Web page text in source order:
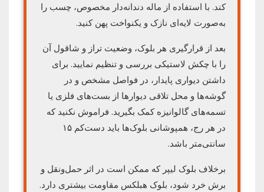
کند. با استفاده از ماله دندانه‌دار مخصوص، چسب را
به‌صورت لایه‌ای نازک و یکنواخت پهن کنید.
بعد از قرارگیری هر بلوک، وضعیت تراز و شاقول آن
را با چکش لاستیکی بررسی و تنظیم نمایید. برای
داشتن دیواری پایدار، در فواصل مشخص و در
گوشه‌ها و محل تلاقی دیوارها از بست‌های فلزی یا
تسمه‌های گالوانیزه کمک بگیرید. فراموش نکنید که
در هر رج، همپوشانی بلوک‌ها باید دست‌کم ۱۵
سانتی‌متر باشد.
برخلاف بلوک لیپر که ممکن است در اثر حمل‌ونقل و
برش خرد شود، بلوک هبلکس مقاومت بیشتری دارد.